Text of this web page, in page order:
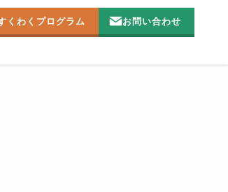
くわくプログラム お問い合わせ